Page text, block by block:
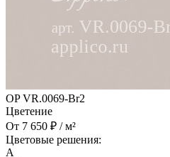
OP VR.0069-Br2
Цветение
От 7 650 ₽ / м²
Цветовые решения:
A